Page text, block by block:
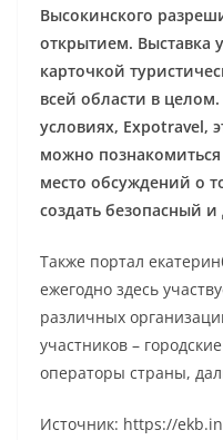
Высокинского
открытием. Выставка
карточкой
всей области в
условиях, Expotravel,
можно познакомиться
место обсуждений о
создать безопасный
Также портал
ежегодно здесь
различных
участников –
операторы страны,
Источник: https://